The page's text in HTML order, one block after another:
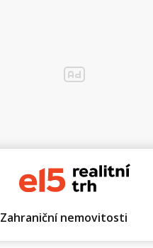
Zahraniční nemovitosti